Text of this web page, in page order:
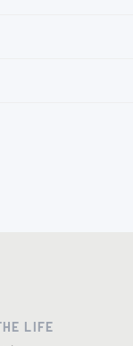
LIFE